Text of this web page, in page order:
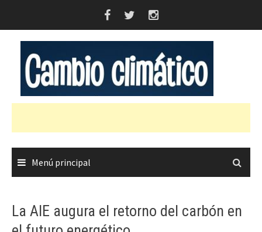
Menú principal
La AIE augura el retorno del carbón en